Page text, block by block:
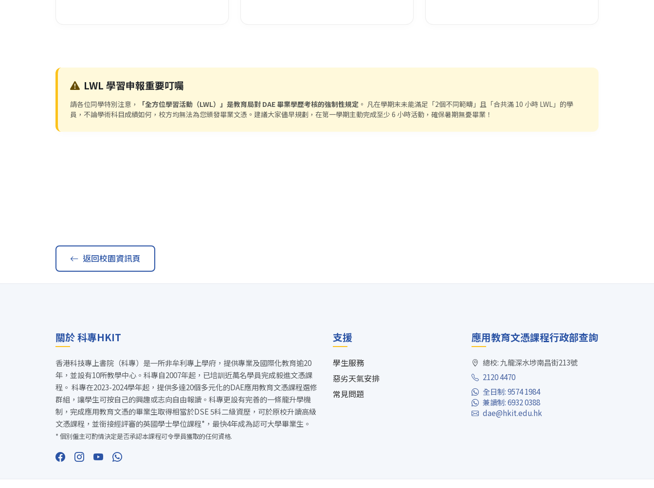
LWL 學習申報重要叮囑
請各位同學特別注意， 「全方位學習活動（LWL）」是教育局對 DAE 畢業學歷考核的強制性規定 。 凡在學期末未能滿足「2個不同範疇」且「合共滿 10 小時 LWL」的學
員，不論學術科目成績如何，校方均無法為您頒發畢業文憑。建議大家儘早規劃，在第一學期主動完成至少 6 小時活動，確保暑期無憂畢業！
返回校園資訊頁
關於 科專HKIT
香港科技專上書院（科專）是一所非牟利專上學府，提供專業及國際化教育逾20
年，並設有10所教學中心。科專自2007年起，已培訓近萬名學員完成毅進文憑課
程。 科專在2023-2024學年起，提供多達20個多元化的DAE應用教育文憑課程選修
群組，讓學生可按自己的興趣或志向自由報讀。科專更設有完善的一條龍升學機
制，完成應用教育文憑的畢業生取得相當於DSE 5科二級資歷，可於原校升讀高級
文憑課程，並銜接經評審的英國學士學位課程*，最快4年成為認可大學畢業生。
* 個別僱主可酌情決定是否承認本課程可令學員獲取的任何資格.
支援
學生服務
惡劣天氣安排
常見問題
應用教育文憑課程行政部查詢
總校: 九龍深水埗南昌街213號
2120 4470
全日制: 9574 1984
兼讀制: 6932 0388
dae@hkit.edu.hk